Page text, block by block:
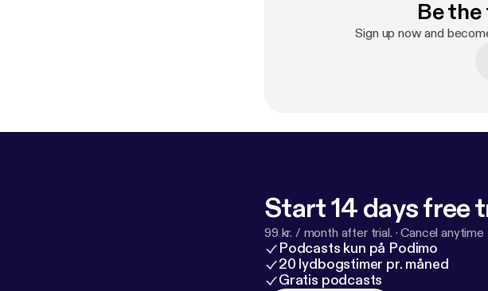
Be
Sign up now and
Start 14 days free
99 kr. / month after trial. ·Cancel anytime
Podcasts kun på Podimo
20 lydbogstimer pr. måned
Gratis podcasts